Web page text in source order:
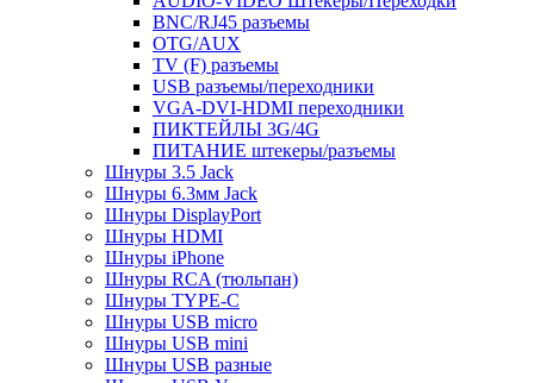
BNC/RJ45 разъемы
OTG/AUX
TV (F) разъемы
USB разъемы/переходники
VGA-DVI-HDMI переходники
ПИКТЕЙЛЫ 3G/4G
ПИТАНИЕ штекеры/разъемы
Шнуры 3.5 Jack
Шнуры 6.3мм Jack
Шнуры DisplayPort
Шнуры HDMI
Шнуры iPhone
Шнуры RCA (тюльпан)
Шнуры TYPE-C
Шнуры USB micro
Шнуры USB mini
Шнуры USB разные